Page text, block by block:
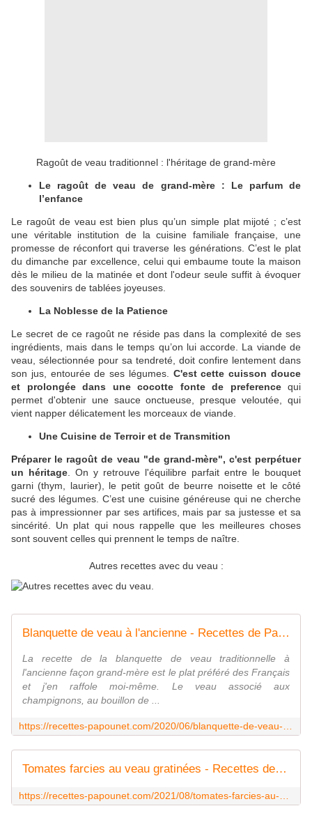
Ragoût de veau traditionnel : l'héritage de grand-mère
Le ragoût de veau de grand-mère : Le parfum de
l’enfance
Le ragoût de veau est bien plus qu’un simple plat mijoté ; c’est
une véritable institution de la cuisine familiale française, une
promesse de réconfort qui traverse les générations. C’est le plat
du dimanche par excellence, celui qui embaume toute la maison
dès le milieu de la matinée et dont l'odeur seule suffit à évoquer
des souvenirs de tablées joyeuses.
La Noblesse de la Patience
Le secret de ce ragoût ne réside pas dans la complexité de ses
ingrédients, mais dans le temps qu’on lui accorde. La viande de
veau, sélectionnée pour sa tendreté, doit confire lentement dans
son jus, entourée de ses légumes. C'est cette cuisson douce
et prolongée dans une cocotte fonte de preferencequi
permet d'obtenir une sauce onctueuse, presque veloutée, qui
vient napper délicatement les morceaux de viande.
Une Cuisine de Terroir et de Transmition
Préparer le ragoût de veau "de grand-mère", c'est perpétuer
un héritage . On y retrouve l'équilibre parfait entre le bouquet
garni (thym, laurier), le petit goût de beurre noisette et le côté
sucré des légumes. C’est une cuisine généreuse qui ne cherche
pas à impressionner par ses artifices, mais par sa justesse et sa
sincérité. Un plat qui nous rappelle que les meilleures choses
sont souvent celles qui prennent le temps de naître.
Autres recettes avec du veau :
Blanquette de veau à l'ancienne - Recettes de Papounet
La recette de la blanquette de veau traditionnelle à
l'ancienne façon grand-mère est le plat préféré des Français
et j'en raffole moi-même. Le veau associé aux
champignons, au bouillon de ...
Tomates farcies au veau gratinées - Recettes de Papounet